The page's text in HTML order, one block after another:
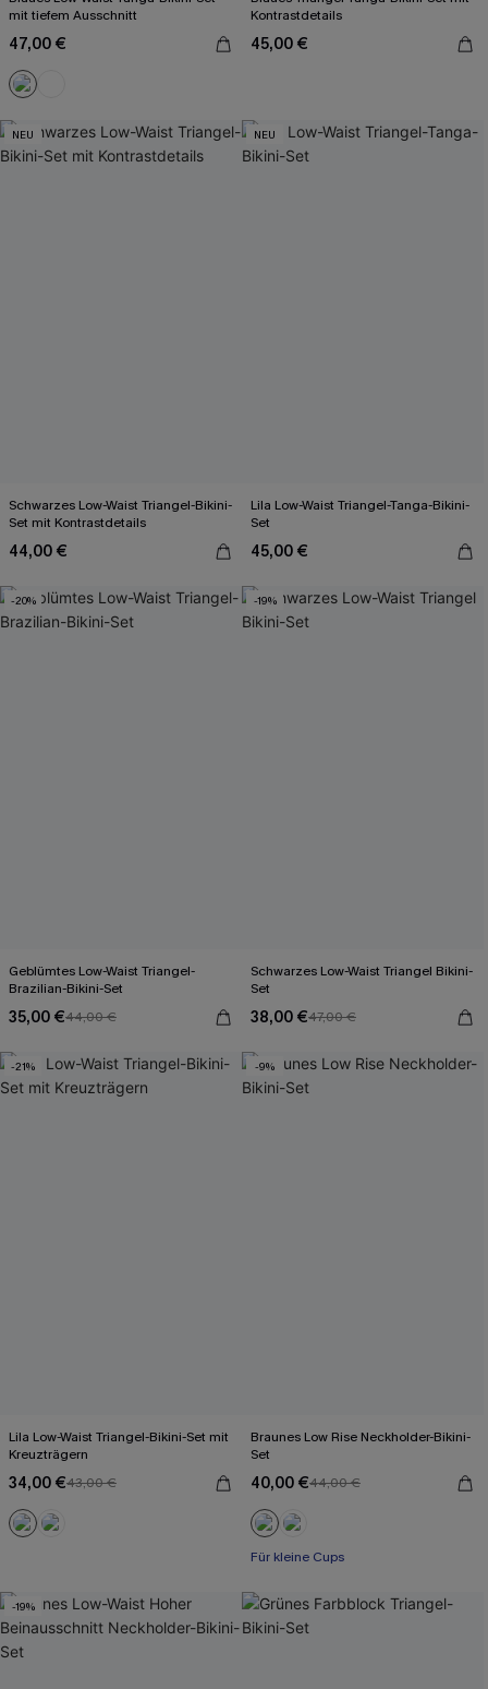
mit tiefem Ausschnitt
47,00 €
Kontrastdetails
45,00 €
NEU
Schwarzes Low-Waist Triangel-Bikini-
Set mit Kontrastdetails
44,00 €
NEU
Lila Low-Waist Triangel-Tanga-Bikini-
Set
45,00 €
-20%
Geblümtes Low-Waist Triangel-
Brazilian-Bikini-Set
35,00 €44,00 €
-19%
Schwarzes Low-Waist Triangel Bikini-
Set
38,00 €47,00 €
-21%
Lila Low-Waist Triangel-Bikini-Set mit
Kreuzträgern
34,00 €43,00 €
-9%
Braunes Low Rise Neckholder-Bikini-
Set
40,00 €44,00 €
Für kleine Cups
-19%